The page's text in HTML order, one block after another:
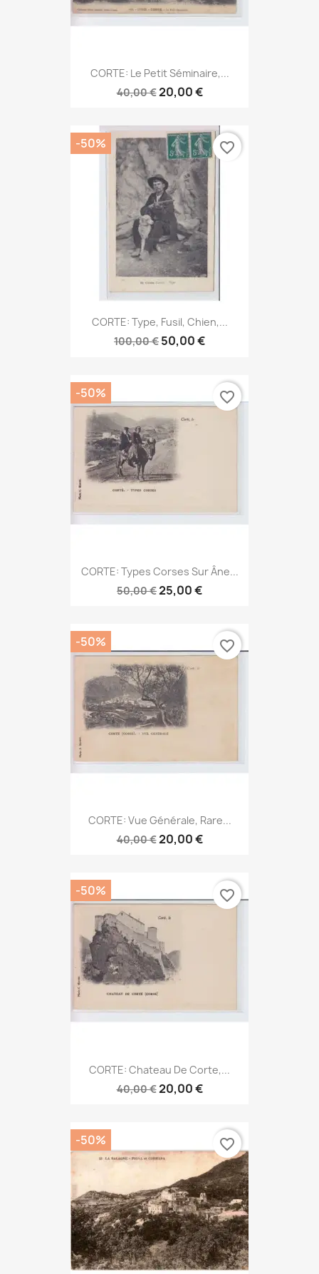
CORTE: Le Petit Séminaire,...
40,00 €20,00 €
CORTE: Type, Fusil, Chien,...
100,00 € 50,00 €
-50% favorite_border
CORTE: Types Corses Sur Âne...
50,00 €25,00 €
-50% favorite_border
CORTE: Vue Générale, Rare...
40,00 €20,00 €
-50% favorite_border
CORTE: Chateau De Corte,...
40,00 €20,00 €
-50% favorite_border
-50% favorite_border